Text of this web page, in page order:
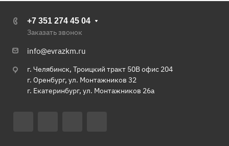
+7 351 274 45 04
Заказать звонок
info@evrazkm.ru
г. Челябинск, Троицкий тракт 50В офис 204
г. Оренбург, ул. Монтажников 32
г. Екатеринбург, ул. Монтажников 26а